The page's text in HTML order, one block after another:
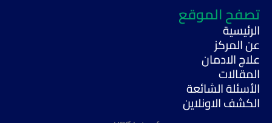
تصفح الموقع
الرئيسية
عن المركز
علاج الادمان
المقالات
الأسئلة الشائعة
الكشف الاونلاين